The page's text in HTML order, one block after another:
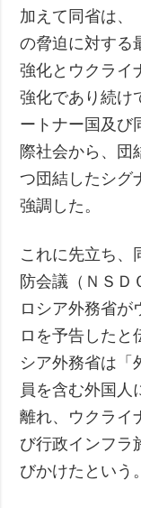
加えて同省は、
の脅迫に対する
強化とウクライ
強化であり続け
ートナー国及び
際社会から、団
つ団結したシグ
強調した。
これに先立ち、
防会議（ＮＳＤ
ロシア外務省が
ロを予告したと
シア外務省は「
員を含む外国人
離れ、ウクライ
び行政インフラ
びかけたという。